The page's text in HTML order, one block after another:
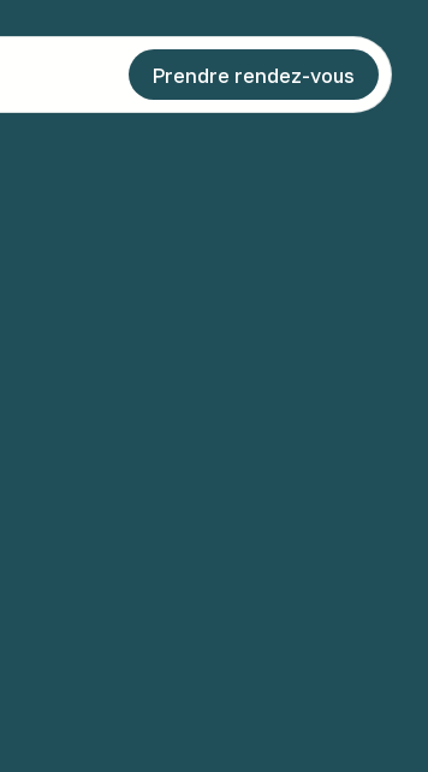
Prendre rendez-vous